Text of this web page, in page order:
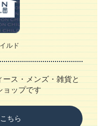
ルド
ス・メンズ・雑貨と
ョップです
ちら